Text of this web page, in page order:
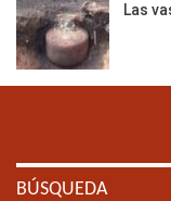
Las
BÚSQUEDA